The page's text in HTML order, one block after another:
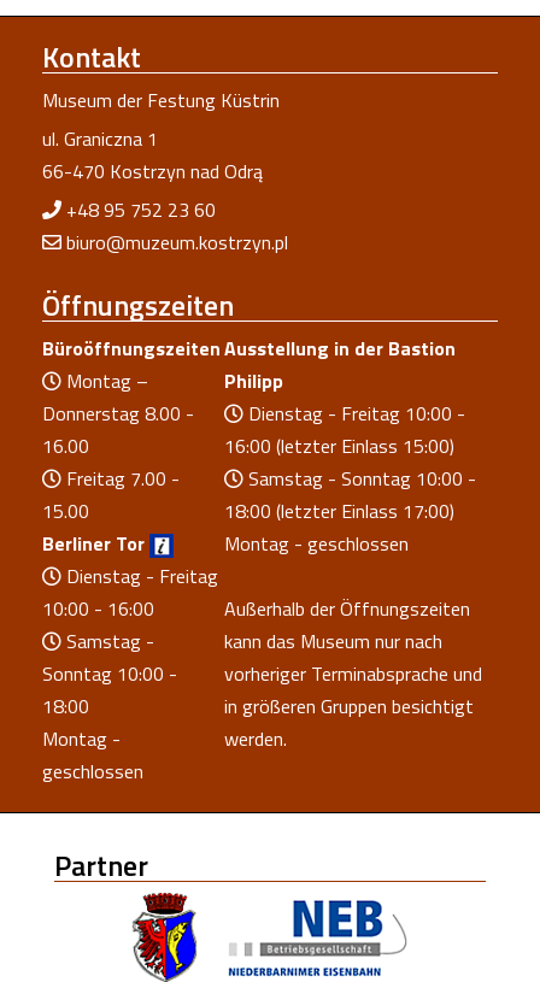
Kontakt
Museum der Festung Küstrin
ul. Graniczna 1
66-470 Kostrzyn nad Odrą
+48 95 752 23 60
biuro@muzeum.kostrzyn.pl
Öffnungszeiten
Büroöffnungszeiten
Montag –
Donnerstag 8.00 -
16.00
Freitag 7.00 -
15.00
Berliner Tor
Dienstag - Freitag
10:00 - 16:00
Samstag -
Sonntag 10:00 -
18:00
Montag -
geschlossen
Ausstellung in der Bastion
Philipp
Dienstag - Freitag 10:00 -
16:00 (letzter Einlass 15:00)
Samstag - Sonntag 10:00 -
18:00 (letzter Einlass 17:00)
Montag - geschlossen
Außerhalb der Öffnungszeiten
kann das Museum nur nach
vorheriger Terminabsprache und
in größeren Gruppen besichtigt
werden.
Partner